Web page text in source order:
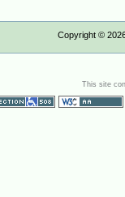
Copyright ©
This site